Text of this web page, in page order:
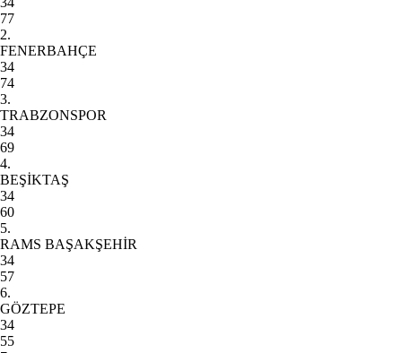
77
2.
FENERBAHÇE
34
74
3.
TRABZONSPOR
34
69
4.
BEŞİKTAŞ
34
60
5.
RAMS BAŞAKŞEHİR
34
57
6.
GÖZTEPE
34
55